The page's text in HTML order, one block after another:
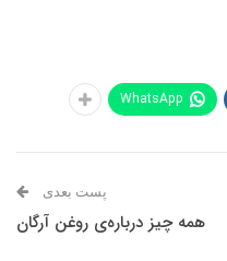
WhatsApp
پست بعدی
همه چیز درباره‌ی روغن آرگان